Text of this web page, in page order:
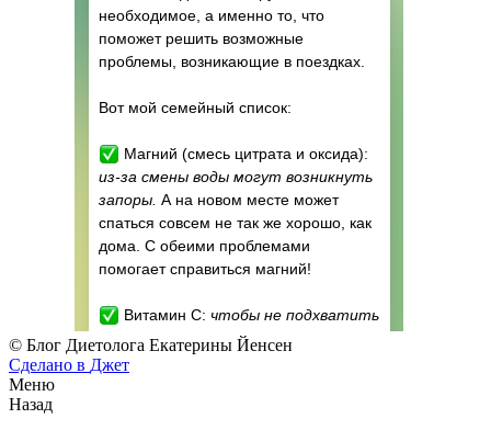
© Блог Диетолога Екатерины Йенсен
Сделано в Джет
Меню
Назад